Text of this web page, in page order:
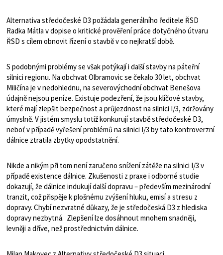
Alternativa středočeské D3 požádala generálního ředitele ŘSD
Radka Mátla v dopise o kritické prověření práce dotyčného útvaru
ŘSD s cílem obnovit řízení o stavbě v co nejkratší době.
S podobnými problémy se však potýkají i další stavby na páteřní
silnici regionu. Na obchvat Olbramovic se čekalo 30 let, obchvat
Miličína je v nedohlednu, na severovýchodní obchvat Benešova
údajně nejsou peníze. Existuje podezření, že jsou klíčové stavby,
které mají zlepšit bezpečnost a průjezdnost na silnici I/3, zdržovány
úmyslně. V jistém smyslu totiž konkurují stavbě středočeské D3,
neboť v případě vyřešení problémů na silnici I/3 by tato kontroverzní
dálnice ztratila zbytky opodstatnění.
Nikde a nikým při tom není zaručeno snížení zátěže na silnici I/3 v
případě existence dálnice. Zkušenosti z praxe i odborné studie
dokazují, že dálnice indukují další dopravu – především mezinárodní
tranzit, což přispěje k plošnému zvýšení hluku, emisí a stresu z
dopravy. Chybí nezvratné důkazy, že je středočeská D3 z hlediska
dopravy nezbytná. Zlepšení lze dosáhnout mnohem snadněji,
levněji a dříve, než prostřednictvím dálnice.